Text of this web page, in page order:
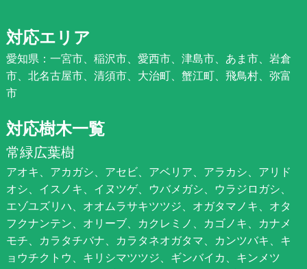
対応エリア
愛知県：一宮市、稲沢市、愛西市、津島市、あま市、岩倉
市、北名古屋市、清須市、大治町、蟹江町、飛鳥村、弥富
市
対応樹木一覧
常緑広葉樹
アオキ、アカガシ、アセビ、アベリア、アラカシ、アリド
オシ、イスノキ、イヌツゲ、ウバメガシ、ウラジロガシ、
エゾユズリハ、オオムラサキツツジ、オガタマノキ、オタ
フクナンテン、オリーブ、カクレミノ、カゴノキ、カナメ
モチ、カラタチバナ、カラタネオガタマ、カンツバキ、キ
ョウチクトウ、キリシマツツジ、ギンバイカ、キンメツ